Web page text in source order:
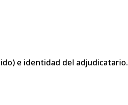
e identidad del adjudicatario.